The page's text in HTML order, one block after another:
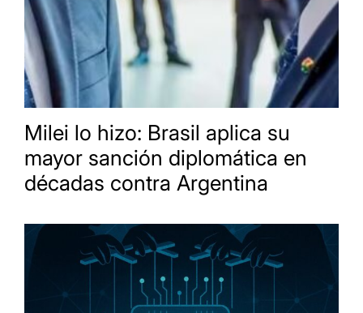
Milei lo hizo: Brasil aplica su
mayor sanción diplomática en
décadas contra Argentina